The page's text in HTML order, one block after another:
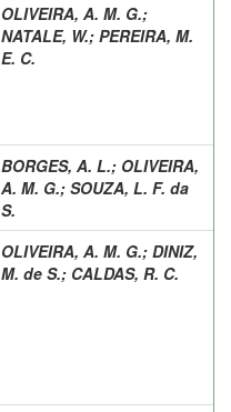
OLIVEIRA, A. M. G.;
NATALE, W.; PEREIRA, M.
E. C.
BORGES, A. L.; OLIVEIRA,
A. M. G.; SOUZA, L. F. da
S.
OLIVEIRA, A. M. G.; DINIZ,
M. de S.; CALDAS, R. C.